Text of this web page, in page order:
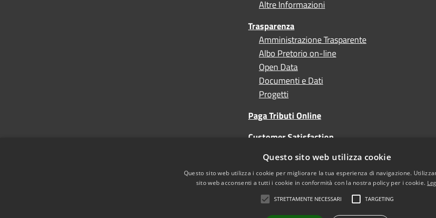
Altre Informazioni
Trasparenza
Amministrazione Trasparente
Albo Pretorio on-line
Open Data
Documenti e Dati
Progetti
Paga Tributi Online
Customer Satisfaction
Turismo
Questo sito web utilizza cookie
Questo sito web utilizza i cookie per migliorare la tua esperienza di navigazione.
sito web acconsenti a tutti i cookie in conformità con la nostra policy per i cookie.
STRETTAMENTE NECESSARI TARGETING